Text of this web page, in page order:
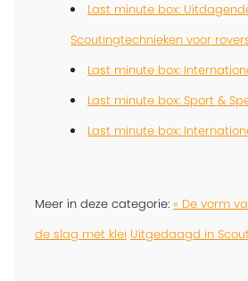
Last minute box:
Scoutingtechnieken voor
Last minute box:
Last minute box: Sport &
Last minute box:
Meer in deze categorie: « De vorm
de slag met klei Uitgedaagd in